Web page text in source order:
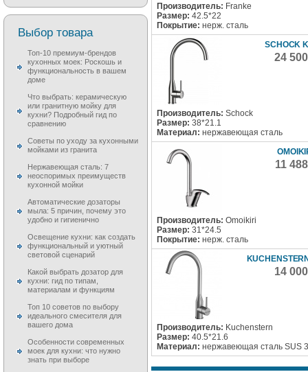
Производитель: Franke
Размер: 42.5*22
Покрытие: нерж. сталь
SCHOCK
24
Производитель: Schock
Размер: 38*21.1
Материал: нержавеющая сталь
11
Производитель: Omoikiri
Размер: 31*24.5
Покрытие: нерж. сталь
14
Производитель: Kuchenstern
Размер: 40.5*21.6
Материал: нержавеющая сталь SUS
Выбор товара
Топ-10 премиум-брендов
кухонных моек: Роскошь и
функциональность в вашем
доме
Что выбрать: керамическую
или гранитную мойку для
кухни? Подробный гид по
сравнению
Советы по уходу за кухонными
мойками из гранита
Нержавеющая сталь: 7
неоспоримых преимуществ
кухонной мойки
Автоматические дозаторы
мыла: 5 причин, почему это
удобно и гигиенично
Освещение кухни: как создать
функциональный и уютный
световой сценарий
Какой выбрать дозатор для
кухни: гид по типам,
материалам и функциям
Топ 10 советов по выбору
идеального смесителя для
вашего дома
Особенности современных
моек для кухни: что нужно
знать при выборе